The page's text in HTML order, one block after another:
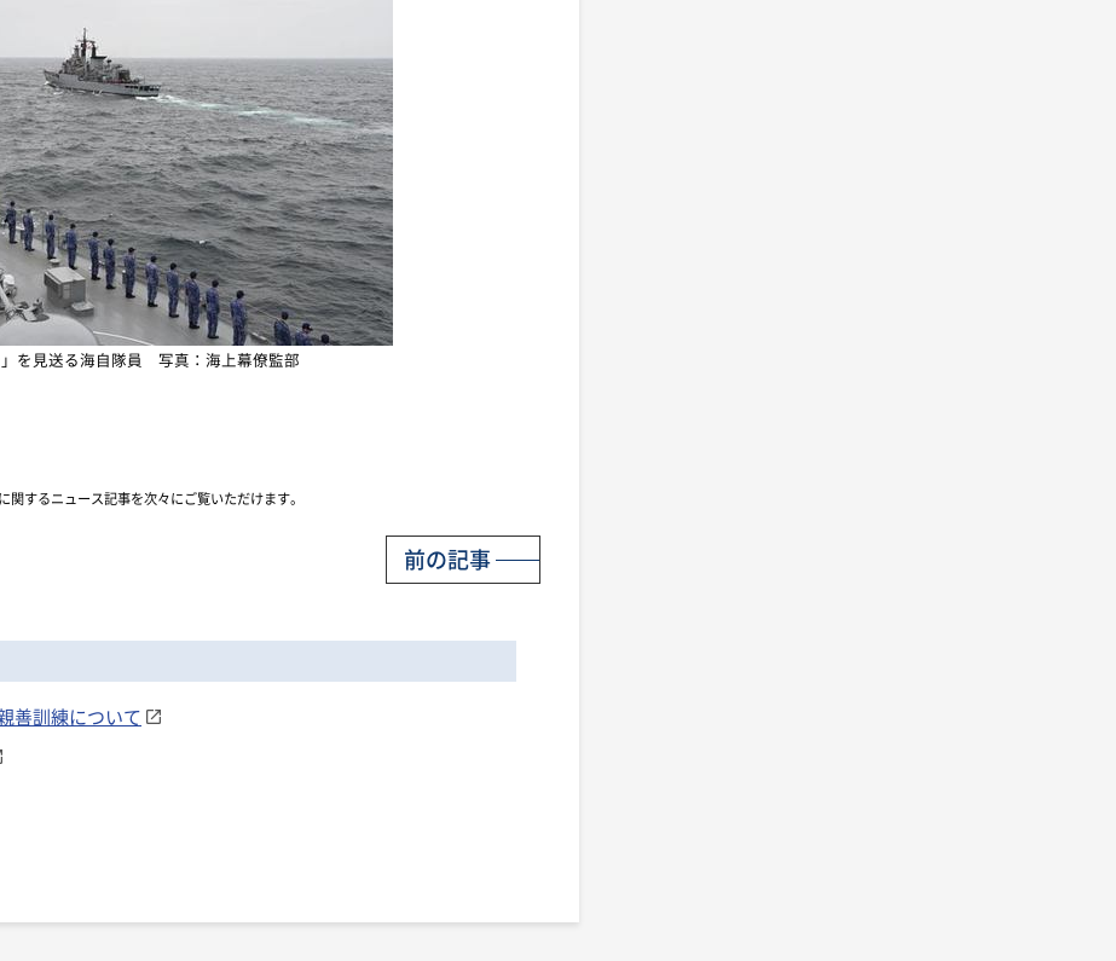
」を見送る海自隊員 写真：海上幕僚監部
するニュース記事を次々にご覧いただけます。
前の記事
善訓練について